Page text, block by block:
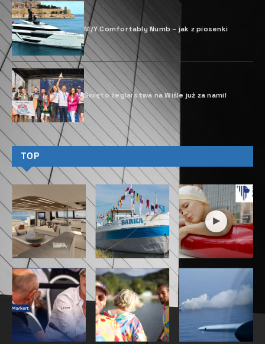
M/Y Comfortably Numb – jak z piosenki
Święto żeglarstwa na Wiśle już za nami!
TOP